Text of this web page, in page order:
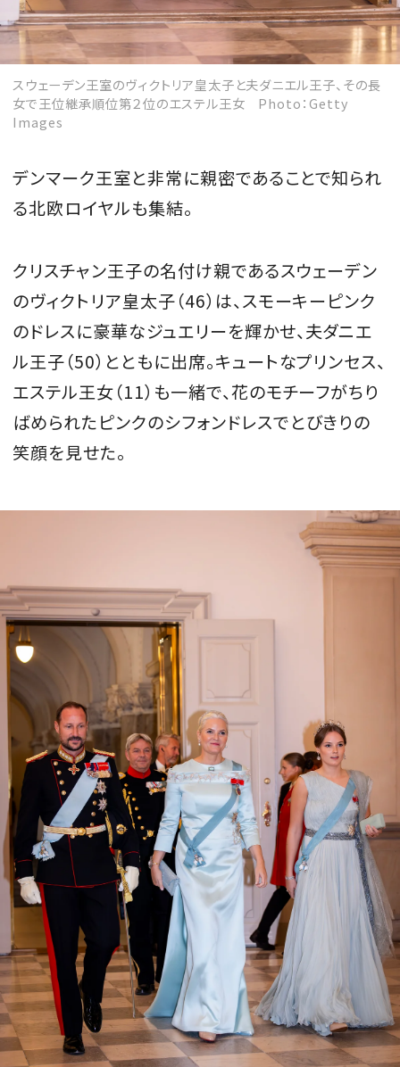
スウェーデン王室のヴィクトリア皇太子と夫ダニエル王子、その長
女で王位継承順位第２位のエステル王女 Photo：Getty
Images
デンマーク王室と非常に親密であることで知られ
る北欧ロイヤルも集結。
クリスチャン王子の名付け親であるスウェーデン
のヴィクトリア皇太子（46）は、スモーキーピンク
のドレスに豪華なジュエリーを輝かせ、夫ダニエ
ル王子（50）とともに出席。キュートなプリンセス、
エステル王女（11）も一緒で、花のモチーフがちり
ばめられたピンクのシフォンドレスでとびきりの
笑顔を見せた。